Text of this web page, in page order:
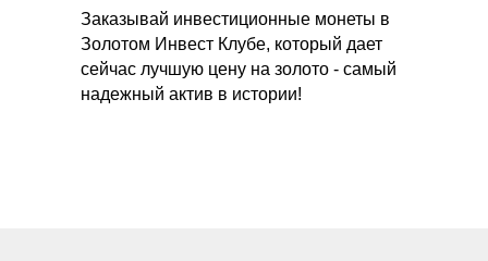
Заказывай инвестиционные монеты в
Золотом Инвест Клубе, который дает
сейчас лучшую цену на золото - самый
надежный актив в истории!